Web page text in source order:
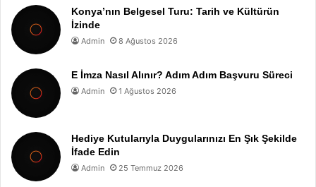
Konya’nın Belgesel Turu: Tarih ve Kültürün
İzinde
Admin 8 Ağustos 2026
E İmza Nasıl Alınır? Adım Adım Başvuru Süreci
Admin 1 Ağustos 2026
Hediye Kutularıyla Duygularınızı En Şık Şekilde
İfade Edin
Admin 25 Temmuz 2026